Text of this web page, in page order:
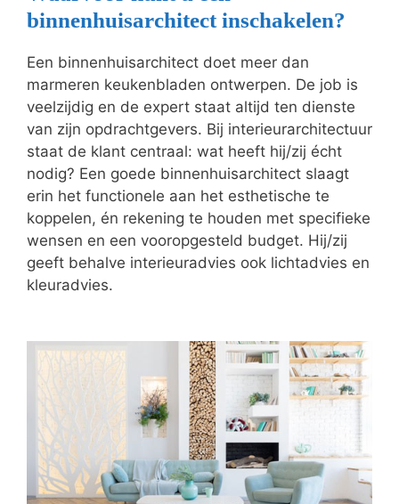
binnenhuisarchitect inschakelen?
Een binnenhuisarchitect doet meer dan
marmeren keukenbladen ontwerpen. De job is
veelzijdig en de expert staat altijd ten dienste
van zijn opdrachtgevers. Bij interieurarchitectuur
staat de klant centraal: wat heeft hij/zij écht
nodig? Een goede binnenhuisarchitect slaagt
erin het functionele aan het esthetische te
koppelen, én rekening te houden met specifieke
wensen en een vooropgesteld budget. Hij/zij
geeft behalve interieuradvies ook lichtadvies en
kleuradvies.